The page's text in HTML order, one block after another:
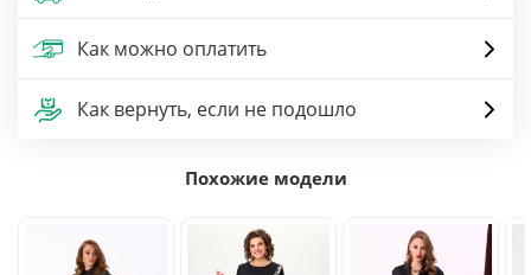
Как можно оплатить
Как вернуть, если не подошло
Похожие модели